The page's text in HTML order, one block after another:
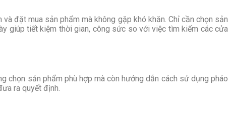
đặt mua sản phẩm mà không gặp khó khăn. Chỉ cần chọn sản
giúp tiết kiệm thời gian, công sức so với việc tìm kiếm các cửa
chọn sản phẩm phù hợp mà còn hướng dẫn cách sử dụng pháo
ra quyết định.